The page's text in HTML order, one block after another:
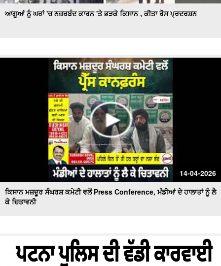
ਆਗੂਆਂ ਨੂੰ ਘਰਾਂ 'ਚ ਨਜ਼ਰਬੰਦ ਕਾਰਨ 'ਤੇ ਭੜਕੇ ਕਿਸਾਨ , ਕੀਤਾ ਰੋਸ ਪ੍ਰਦਰਸ਼ਨ
14-04-2026
ਕਿਸਾਨ ਮਜ਼ਦੂਰ ਸੰਘਰਸ਼ ਕਮੇਟੀ ਵਲੋਂ Press Conference, ਮੰਡੀਆਂ ਦੇ ਹਾਲਾਤਾਂ ਨੂੰ ਲੈ
ਕੇ ਚਿਤਾਵਨੀ